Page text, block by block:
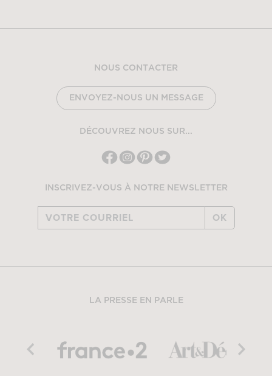
NOUS CONTACTER
ENVOYEZ-NOUS UN MESSAGE
DÉCOUVREZ NOUS SUR...
INSCRIVEZ-VOUS À NOTRE NEWSLETTER
OK
LA PRESSE EN PARLE